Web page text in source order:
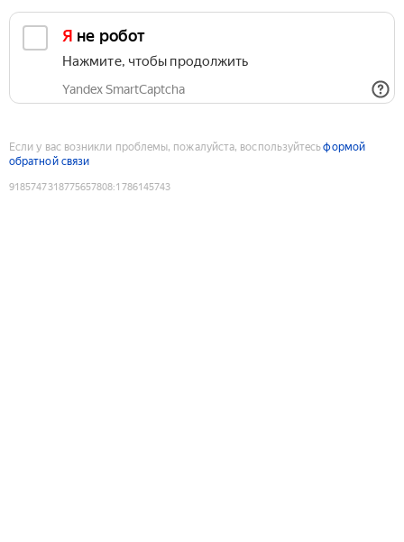
Я не робот
Нажмите, чтобы продолжить
Yandex SmartCaptcha
Если у вас возникли проблемы, пожалуйста, воспользуйтесьформой
обратной связи
9185747318775657808:1786145743